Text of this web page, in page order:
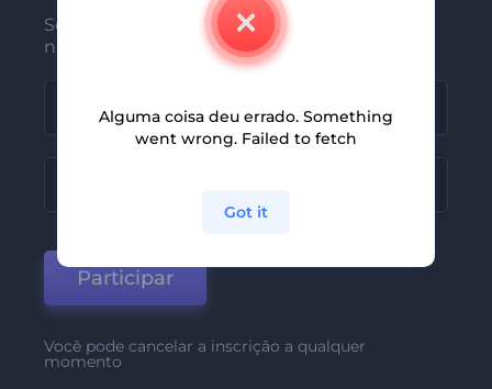
Seja um dos primeiros a receber
nossas últimas novidades e ofertas
Participar
Você pode cancelar a inscrição a qualquer
momento
Alguma coisa deu errado. Something
went wrong. Failed to fetch
Got it